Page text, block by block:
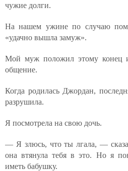
чужие долги.
На нашем ужине по случаю
«удачно вышла замуж».
Мой муж положил этому конец
общение.
Когда родилась Джордан,
разрушила.
Я посмотрела на свою дочь.
— Я злюсь, что ты лгала, —
она втянула тебя в это. Но я
иметь бабушку.